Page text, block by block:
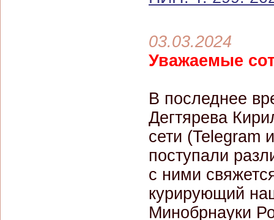
03.03.2024
Уважаемые
В последнее
Дегтярева
сети (Telegram
поступали
с ними
курирующий
Минобрнауки